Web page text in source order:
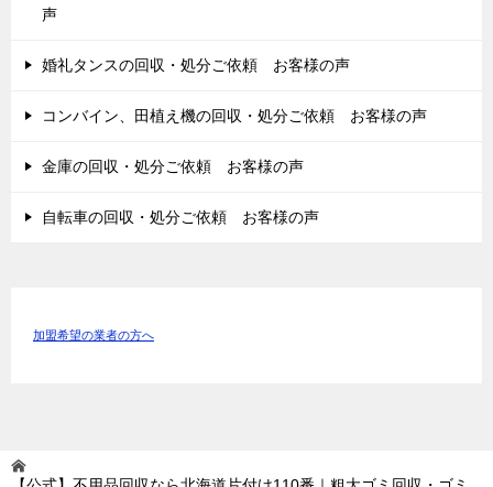
声
婚礼タンスの回収・処分ご依頼 お客様の声
コンバイン、田植え機の回収・処分ご依頼 お客様の声
金庫の回収・処分ご依頼 お客様の声
自転車の回収・処分ご依頼 お客様の声
加盟希望の業者の方へ